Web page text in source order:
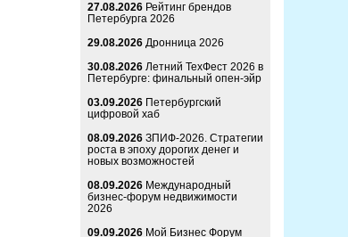
27.08.2026 Рейтинг брендов
Петербурга 2026
29.08.2026 Дронница 2026
30.08.2026 Летний ТехФест 2026 в
Петербурге: финальный опен-эйр
03.09.2026 Петербургский
цифровой хаб
08.09.2026 ЗПИФ-2026. Стратегии
роста в эпоху дорогих денег и
новых возможностей
08.09.2026 Международный
бизнес-форум недвижимости
2026
09.09.2026 Мой Бизнес Форум